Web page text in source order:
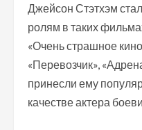
Джейсон Стэтхэм
ролям в таких
«Очень страшное
«Перевозчик»,
принесли ему
качестве актера